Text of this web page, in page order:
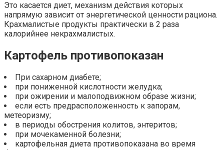
Это касается диет, механизм действия которых
напрямую зависит от энергетической ценности рациона.
Крахмалистые продукты практически в 2 раза
калорийнее некрахмалистых.
Картофель противопоказан
При сахарном диабете;
при пониженной кислотности желудка;
при ожирении и малоподвижном образе жизни;
если есть предрасположенность к запорам,
метеоризму;
в периоды обострения колитов, энтеритов;
при мочекаменной болезни;
картофельная диета противопоказана во время